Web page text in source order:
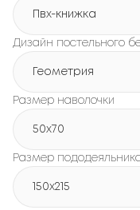
Пвх-книжка
Дизайн постельного
Геометрия
Размер наволочки
50x70
Размер
150х215